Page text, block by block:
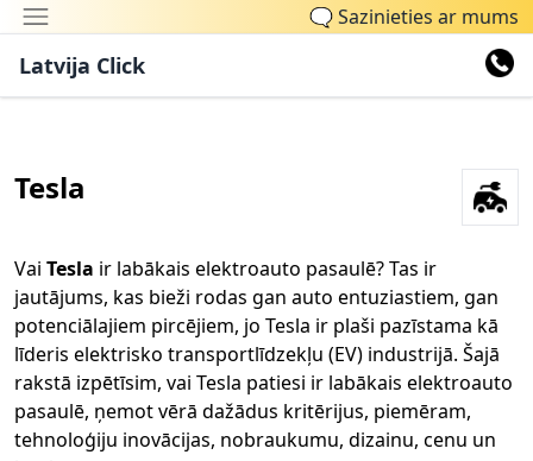
🗨Sazinieties ar mums
Latvija Click
Tesla
Vai Tesla ir labākais elektroauto pasaulē? Tas ir
jautājums, kas bieži rodas gan auto entuziastiem, gan
potenciālajiem pircējiem, jo Tesla ir plaši pazīstama kā
līderis elektrisko transportlīdzekļu (EV) industrijā. Šajā
rakstā izpētīsim, vai Tesla patiesi ir labākais elektroauto
pasaulē, ņemot vērā dažādus kritērijus, piemēram,
tehnoloģiju inovācijas, nobraukumu, dizainu, cenu un